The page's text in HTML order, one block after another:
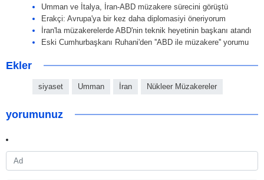
Umman ve İtalya, İran-ABD müzakere sürecini görüştü
Erakçi: Avrupa'ya bir kez daha diplomasiyi öneriyorum
İran'la müzakerelerde ABD'nin teknik heyetinin başkanı atandı
Eski Cumhurbaşkanı Ruhani'den ''ABD ile müzakere'' yorumu
Ekler
siyaset Umman İran Nükleer Müzakereler
yorumunuz